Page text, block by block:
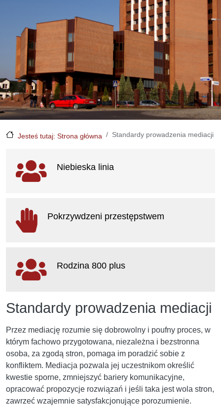
Jesteś tutaj: Strona główna Standardy prowadzenia mediacji
Standardy prowadzenia mediacji
Przez mediację rozumie się dobrowolny i poufny proces, w
którym fachowo przygotowana, niezależna i bezstronna
osoba, za zgodą stron, pomaga im poradzić sobie z
konfliktem. Mediacja pozwala jej uczestnikom określić
kwestie sporne, zmniejszyć bariery komunikacyjne,
opracować propozycje rozwiązań i jeśli taka jest wola stron,
zawrzeć wzajemnie satysfakcjonujące porozumienie.
Ważne linki
Niebieska linia
Pokrzywdzeni przestępstwem
Rodzina 800 plus